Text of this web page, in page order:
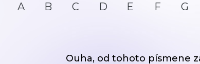
A B C D E F G
Ouha, od tohoto písmene